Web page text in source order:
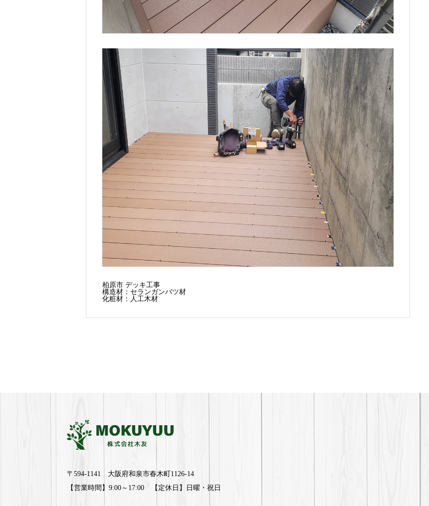
柏原市 デッキ工事
構造材：セランガンバツ材
化粧材：人工木材
〒594-1141 大阪府和泉市春木町1126-14
【営業時間】9:00～17:00 【定休日】日曜・祝日